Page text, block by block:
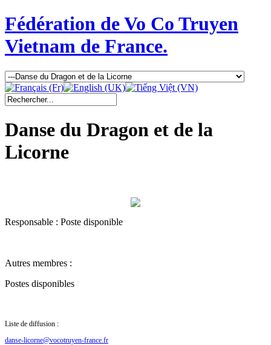
Fédération de Vo Co Truyen
Vietnam de France.
Danse du Dragon et de la
Licorne
Responsable : Poste disponible
Autres membres :
Postes disponibles
Liste de diffusion :
danse-licorne@vocotruyen-france.fr